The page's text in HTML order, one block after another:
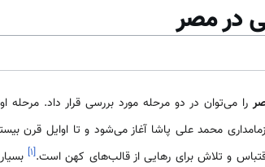
در مصر
را می‌توان در دو مرحله مورد بررسی قرار داد.
و زمامداری محمد علی پاشا آغاز می‌شود و تا اوایل قرن
و تلاش برای رهایی از قالب‌های کهن است.[۱]